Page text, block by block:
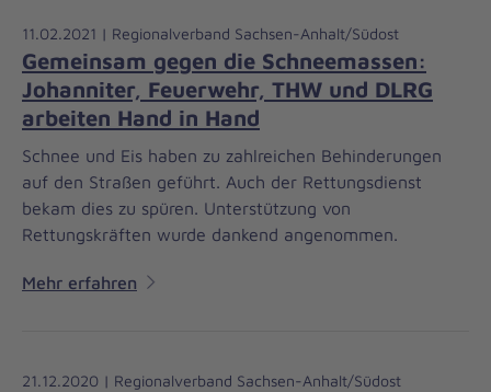
11.02.2021 | Regionalverband Sachsen-Anhalt/Südost
Gemeinsam gegen die Schneemassen:
Johanniter, Feuerwehr, THW und DLRG
arbeiten Hand in Hand
Schnee und Eis haben zu zahlreichen Behinderungen
auf den Straßen geführt. Auch der Rettungsdienst
bekam dies zu spüren. Unterstützung von
Rettungskräften wurde dankend angenommen.
Mehr erfahren
21.12.2020 | Regionalverband Sachsen-Anhalt/Südost